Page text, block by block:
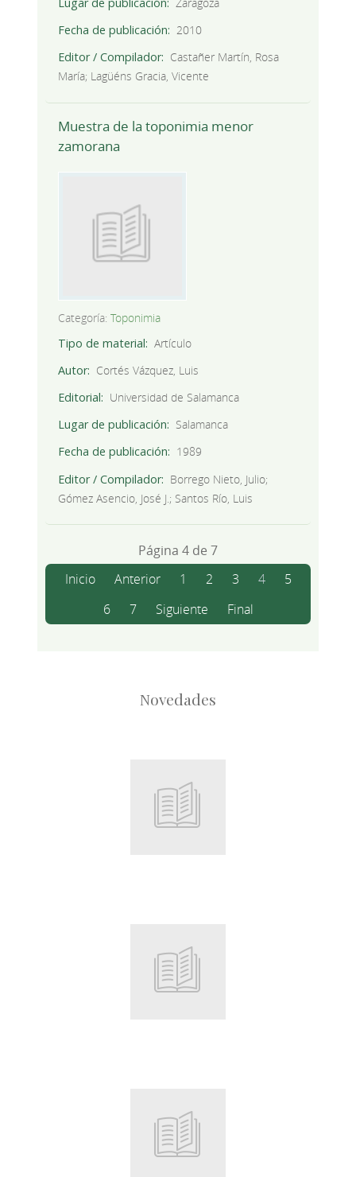
Lugar de publicación
Zaragoza
Fecha de publicación
2010
Editor / Compilador
Castañer Martín, Rosa
María; Lagüéns Gracia, Vicente
Muestra de la toponimia menor
zamorana
Categoría: Toponimia
Tipo de material
Artículo
Autor
Cortés Vázquez, Luis
Editorial
Universidad de Salamanca
Lugar de publicación
Salamanca
Fecha de publicación
1989
Editor / Compilador
Borrego Nieto, Julio;
Gómez Asencio, José J.; Santos Río, Luis
Página 4 de 7
Inicio
Anterior 1 2 3 4
5
6
7 Siguiente Final
Novedades
Root
Root
Root